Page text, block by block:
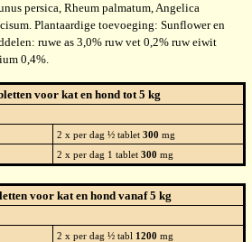
persica, Rheum palmatum, Angelica
Plantaardige toevoeging: Sunflower en
ruwe as 3,0% ruw vet 0,2% ruw eiwit
0,4%.
voor kat en hond tot 5 kg
2 x per dag ½ tablet 300 mg
2 x per dag 1 tablet 300 mg
voor kat en hond vanaf 5 kg
2 x per dag ½ tabl 1200 mg